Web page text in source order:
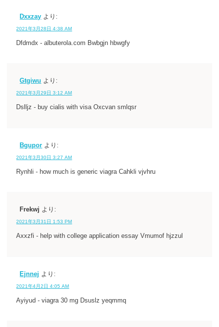
Dxxzay より:
2021年3月28日 4:38 AM
Dfdmdx - albuterola.com Bwbgjn hbwgfy
Gtgiwu より:
2021年3月29日 3:12 AM
Dslljz - buy cialis with visa Oxcvan smlqsr
Bgupor より:
2021年3月30日 3:27 AM
Rynhli - how much is generic viagra Cahkli vjvhru
Frekwj より:
2021年3月31日 1:53 PM
Axxzfi - help with college application essay Vmumof hjzzul
Ejnnej より:
2021年4月2日 4:05 AM
Ayiyud - viagra 30 mg Dsuslz yeqmmq